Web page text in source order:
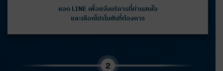
แอด LINE เพื่อแจ้งบริการที่ท่านสนใจ
และเลือกโปรโมชันที่ต้องการ
2